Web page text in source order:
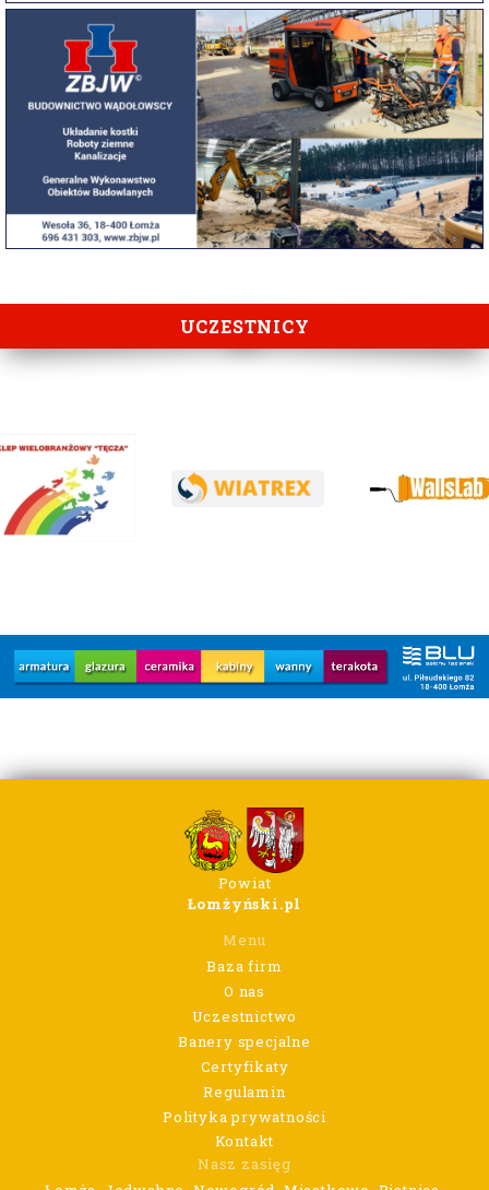
UCZESTNICY
Powiat
Łomżyński.pl
Menu
Baza firm
O nas
Uczestnictwo
Banery specjalne
Certyfikaty
Regulamin
Polityka prywatności
Kontakt
Nasz zasięg